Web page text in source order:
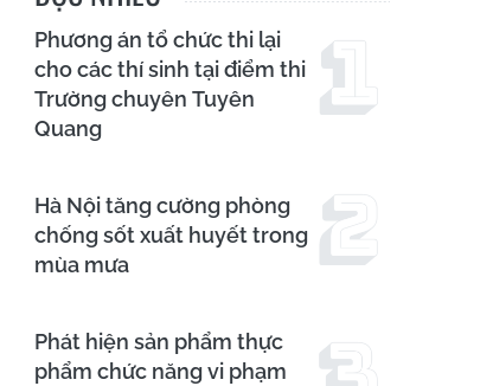
Phương án tổ chức thi lại
cho các thí sinh tại điểm thi
Trường chuyên Tuyên
Quang
Hà Nội tăng cường phòng
chống sốt xuất huyết trong
mùa mưa
Phát hiện sản phẩm thực
phẩm chức năng vi phạm